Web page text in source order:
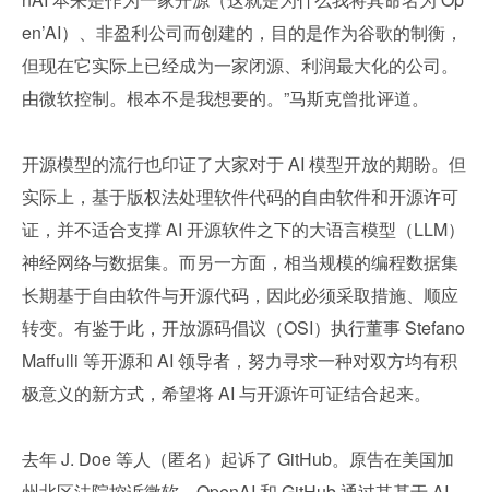
en’AI）、非盈利公司而创建的，目的是作为谷歌的制衡，
但现在它实际上已经成为一家闭源、利润最大化的公司。
由微软控制。根本不是我想要的。”马斯克曾批评道。
开源模型的流行也印证了大家对于 AI 模型开放的期盼。但
实际上，基于版权法处理软件代码的自由软件和开源许可
证，并不适合支撑 AI 开源软件之下的大语言模型（LLM）
神经网络与数据集。而另一方面，相当规模的编程数据集
长期基于自由软件与开源代码，因此必须采取措施、顺应
转变。有鉴于此，开放源码倡议（OSI）执行董事 Stefano
Maffulli 等开源和 AI 领导者，努力寻求一种对双方均有积
极意义的新方式，希望将 AI 与开源许可证结合起来。
去年 J. Doe 等人（匿名）起诉了 GitHub。原告在美国加